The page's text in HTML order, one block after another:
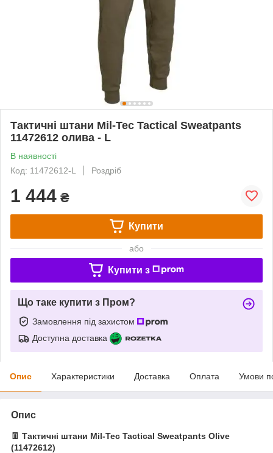
Тактичні штани Mil-Tec Tactical Sweatpants
11472612 олива - L
В наявності
Код: 11472612-L
Роздріб
1 444 ₴
Купити
або
Купити з
Що таке купити з Пром?
Замовлення під захистом
Доступна доставка
Опис Характеристики Доставка Оплата Умови
Опис
👖 Тактичні штани Mil-Tec Tactical Sweatpants Olive
(11472612)